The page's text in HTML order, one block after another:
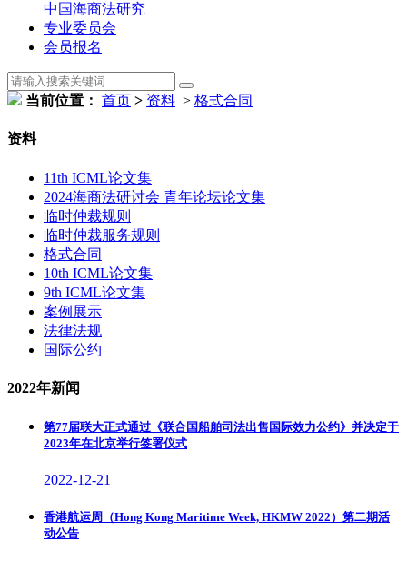
中国海商法研究
专业委员会
会员报名
当前位置： 首页 > 资料 > 格式合同
资料
11th ICML论文集
2024海商法研讨会 青年论坛论文集
临时仲裁规则
临时仲裁服务规则
格式合同
10th ICML论文集
9th ICML论文集
案例展示
法律法规
国际公约
2022年新闻
第77届联大正式通过《联合国船舶司法出售国际效力公约》并决定于
2023年在北京举行签署仪式
2022-12-21
香港航运周（Hong Kong Maritime Week, HKMW 2022）第二期活
动公告